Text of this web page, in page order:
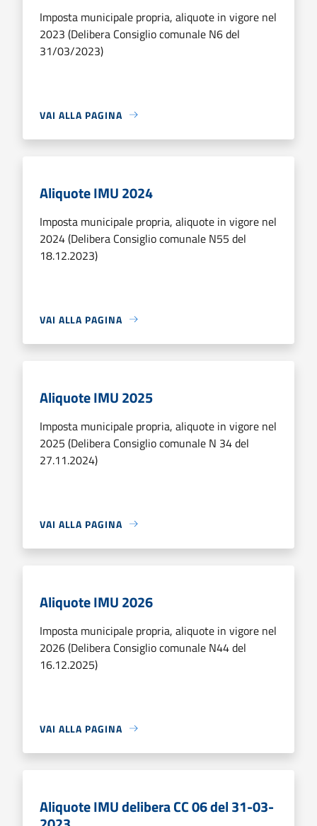
Imposta municipale propria, aliquote in vigore nel
2023 (Delibera Consiglio comunale N6 del
31/03/2023)
VAI ALLA PAGINA
Aliquote IMU 2024
Imposta municipale propria, aliquote in vigore nel
2024 (Delibera Consiglio comunale N55 del
18.12.2023)
VAI ALLA PAGINA
Aliquote IMU 2025
Imposta municipale propria, aliquote in vigore nel
2025 (Delibera Consiglio comunale N 34 del
27.11.2024)
VAI ALLA PAGINA
Aliquote IMU 2026
Imposta municipale propria, aliquote in vigore nel
2026 (Delibera Consiglio comunale N44 del
16.12.2025)
VAI ALLA PAGINA
Aliquote IMU delibera CC 06 del 31-03-